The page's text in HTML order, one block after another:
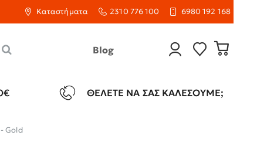
Καταστήματα 2310 776 100 6980 192 168
Blog
ΘΈΛΕΤΕ ΝΑ ΣΑΣ ΚΑΛΈΣΟΥΜΕ;
Gold